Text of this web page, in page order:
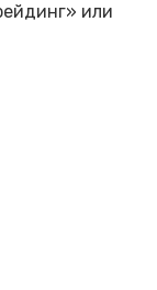
или